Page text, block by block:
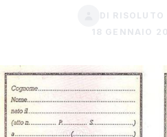
DI RISOLUTO
18 GENNAIO